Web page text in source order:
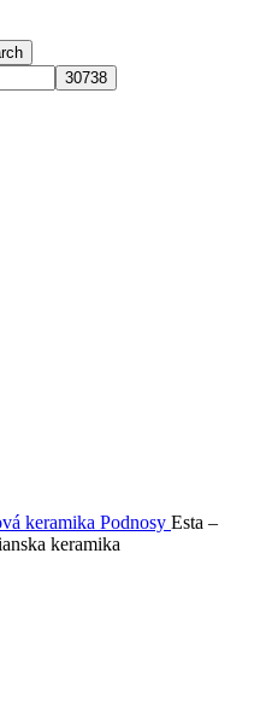
keramika Podnosy Esta –
keramika